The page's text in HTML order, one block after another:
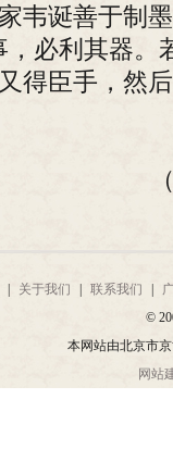
韦诞善于制
必利其器。
得臣手，然
关于我们 联系我们
©
本网站由北京市
网站